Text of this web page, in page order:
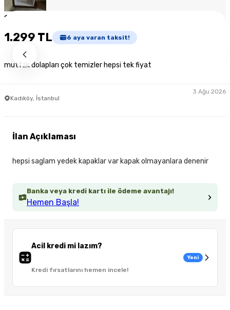
1
1.299 TL 6 aya varan taksit!
mutfak dolapları çok temizler hepsi tek fiyat
Kadıköy, İstanbul
3 Ağu 2026
Banka veya kredi kartı ile ödeme avantajı!
Hemen Başla!
Acil kredi mi lazım?
Kredi fırsatlarını hemen incele!
Yeni
İlan Açıklaması
hepsi saglam yedek kapaklar var kapak olmayanlara denenir